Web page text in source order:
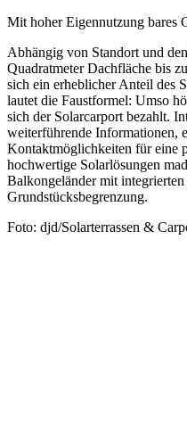
Mit hoher Eigennutzung bares
Abhängig von Standort und
Quadratmeter Dachfläche bis
sich ein erheblicher Anteil des
lautet die Faustformel: Umso
sich der Solarcarport bezahlt.
weiterführende Informationen,
Kontaktmöglichkeiten für eine
hochwertige Solarlösungen
Balkongeländer mit
Grundstücksbegrenzung.
Foto: djd/Solarterrassen &